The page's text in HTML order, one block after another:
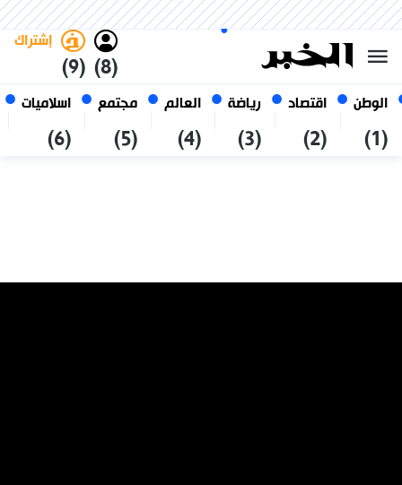
الوطن
(1)
اقتصاد
(2)
رياضة
(3)
العالم
(4)
مجتمع
(5)
اسلاميات
(6)
(8)
إشتراك
(9)
أغسطس 2026
الجزائر